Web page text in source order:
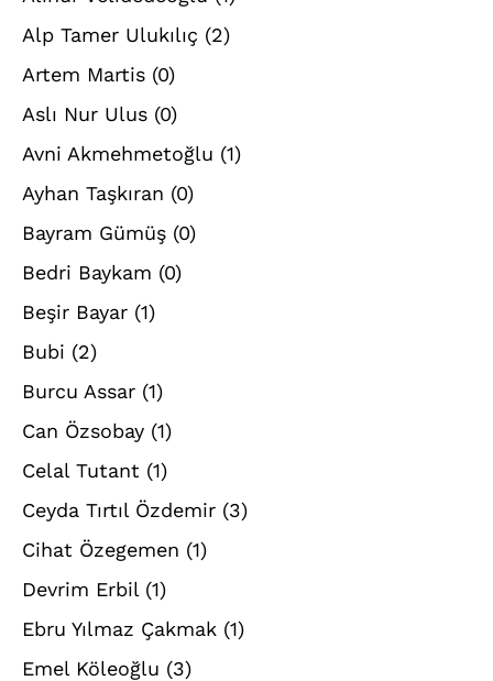
Alp Tamer Ulukılıç (2)
Artem Martis (0)
Aslı Nur Ulus (0)
Avni Akmehmetoğlu (1)
Ayhan Taşkıran (0)
Bayram Gümüş (0)
Bedri Baykam (0)
Beşir Bayar (1)
Bubi (2)
Burcu Assar (1)
Can Özsobay (1)
Celal Tutant (1)
Ceyda Tırtıl Özdemir (3)
Cihat Özegemen (1)
Devrim Erbil (1)
Ebru Yılmaz Çakmak (1)
Emel Köleoğlu (3)